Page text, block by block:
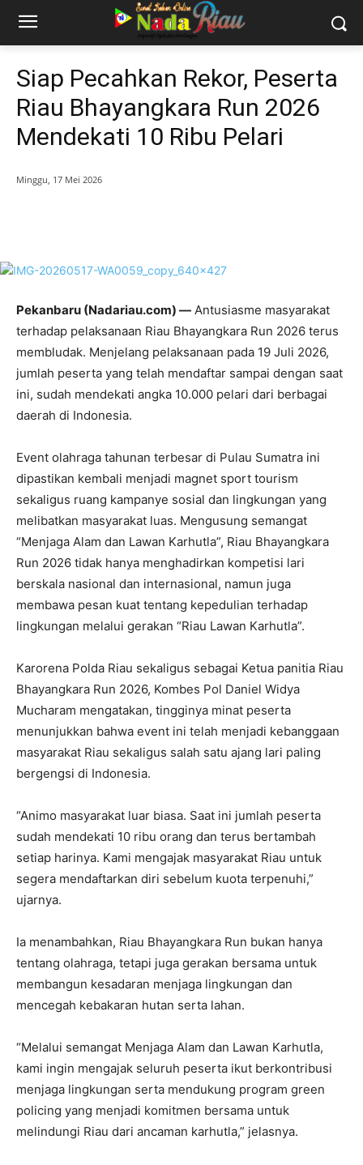
Siap Pecahkan Rekor, Peserta
Riau Bhayangkara Run 2026
Mendekati 10 Ribu Pelari
Minggu, 17 Mei 2026
Pekanbaru (Nadariau.com) — Antusiasme masyarakat
terhadap pelaksanaan Riau Bhayangkara Run 2026 terus
membludak. Menjelang pelaksanaan pada 19 Juli 2026,
jumlah peserta yang telah mendaftar sampai dengan saat
ini, sudah mendekati angka 10.000 pelari dari berbagai
daerah di Indonesia.
Event olahraga tahunan terbesar di Pulau Sumatra ini
dipastikan kembali menjadi magnet sport tourism
sekaligus ruang kampanye sosial dan lingkungan yang
melibatkan masyarakat luas. Mengusung semangat
“Menjaga Alam dan Lawan Karhutla”, Riau Bhayangkara
Run 2026 tidak hanya menghadirkan kompetisi lari
berskala nasional dan internasional, namun juga
membawa pesan kuat tentang kepedulian terhadap
lingkungan melalui gerakan “Riau Lawan Karhutla”.
Karorena Polda Riau sekaligus sebagai Ketua panitia Riau
Bhayangkara Run 2026, Kombes Pol Daniel Widya
Mucharam mengatakan, tingginya minat peserta
menunjukkan bahwa event ini telah menjadi kebanggaan
masyarakat Riau sekaligus salah satu ajang lari paling
bergengsi di Indonesia.
“Animo masyarakat luar biasa. Saat ini jumlah peserta
sudah mendekati 10 ribu orang dan terus bertambah
setiap harinya. Kami mengajak masyarakat Riau untuk
segera mendaftarkan diri sebelum kuota terpenuhi,”
ujarnya.
Ia menambahkan, Riau Bhayangkara Run bukan hanya
tentang olahraga, tetapi juga gerakan bersama untuk
membangun kesadaran menjaga lingkungan dan
mencegah kebakaran hutan serta lahan.
“Melalui semangat Menjaga Alam dan Lawan Karhutla,
kami ingin mengajak seluruh peserta ikut berkontribusi
menjaga lingkungan serta mendukung program green
policing yang menjadi komitmen bersama untuk
melindungi Riau dari ancaman karhutla,” jelasnya.